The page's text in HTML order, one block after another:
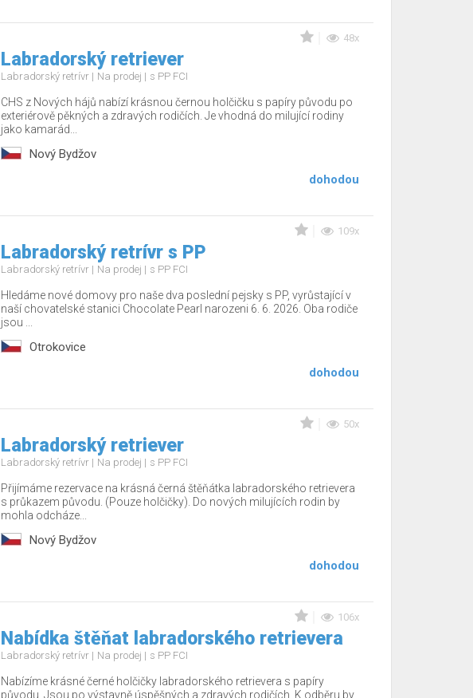
48x
Labradorský retriever
Labradorský retrívr Na prodej s PP FCI
CHS z Nových hájů nabízí krásnou černou holčičku s papíry původu po
exteriérově pěkných a zdravých rodičích. Je vhodná do milující rodiny
jako kamarád...
Nový Bydžov
dohodou
109x
Labradorský retrívr s PP
Labradorský retrívr Na prodej s PP FCI
Hledáme nové domovy pro naše dva poslední pejsky s PP, vyrůstající v
naší chovatelské stanici Chocolate Pearl narozeni 6. 6. 2026. Oba rodiče
jsou ...
Otrokovice
dohodou
50x
Labradorský retriever
Labradorský retrívr Na prodej s PP FCI
Přijímáme rezervace na krásná černá štěňátka labradorského retrievera
s průkazem původu. (Pouze holčičky). Do nových milujících rodin by
mohla odcháze...
Nový Bydžov
dohodou
106x
Nabídka štěňat labradorského retrievera
Labradorský retrívr Na prodej s PP FCI
Nabízíme krásné černé holčičky labradorského retrievera s papíry
původu. Jsou po výstavně úspěšných a zdravých rodičích. K odběru by